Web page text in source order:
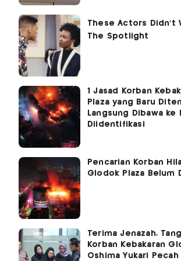
1 Jasad Korban
Plaza yang Baru
Langsung Dibawa ke
Diidentifikasi
Pencarian Korban
Glodok Plaza Belum
Terima Jenazah,
Korban Kebakaran
Oshima Yukari